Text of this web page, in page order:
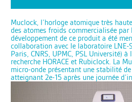
Muclock, l’horloge atomique très
des atomes froids commercialisée par
développement de ce produit a été
collaboration avec le laboratoire LNE-
Paris, CNRS, UPMC, PSL Université)
recherche HORACE et Rubiclock. La
micro-onde présentant une stabilité
atteignant 2e-15 après une journée